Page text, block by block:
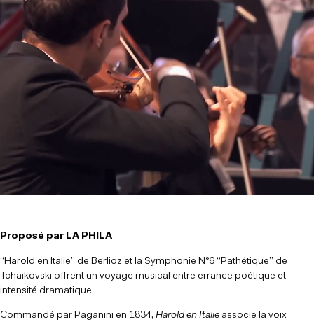
Proposé par LA PHILA
“Harold en Italie” de Berlioz et la Symphonie N°6 “Pathétique” de
Tchaïkovski offrent un voyage musical entre errance poétique et
intensité dramatique.
Commandé par Paganini en 1834, Harold en Italie associe la voix